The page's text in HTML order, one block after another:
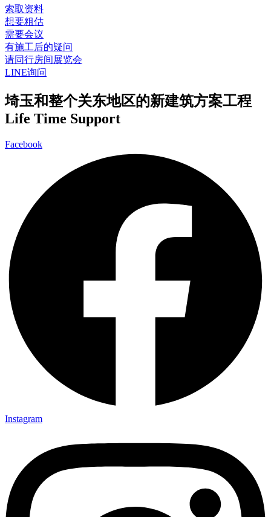
索取资料
想要粗估
需要会议
有施工后的疑问
请同行房间展览会
LINE询问
埼玉和整个关东地区的新建筑方案工程
Life Time Support
Facebook
Instagram